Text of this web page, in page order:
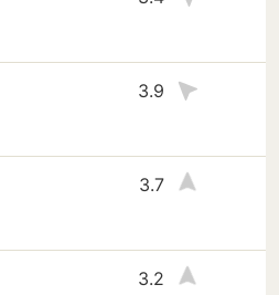
3.9
3.7
3.2